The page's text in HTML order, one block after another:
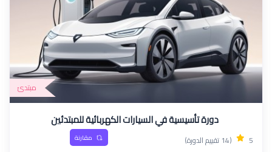
مبتدئ
دورة تأسيسية في السيارات الكهربائية للمبتدئين
5 (14 تقييم الدورة) مقارنة